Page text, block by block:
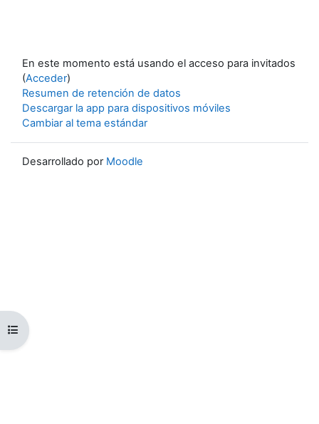
Abrir índice del curso
En este momento está usando el acceso para invitados
(Acceder)
Resumen de retención de datos
Descargar la app para dispositivos móviles
Cambiar al tema estándar
Desarrollado por Moodle